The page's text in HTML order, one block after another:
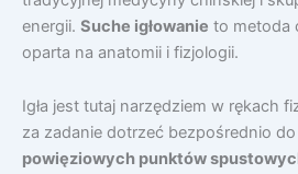
energii. Suche igłowanie to metoda
oparta na anatomii i fizjologii.
Igła jest tutaj narzędziem w rękach
za zadanie dotrzeć bezpośrednio do
powięziowych punktów